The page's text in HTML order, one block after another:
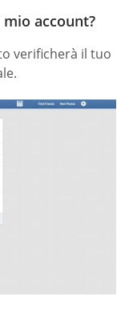
account?
verificherà il tuo